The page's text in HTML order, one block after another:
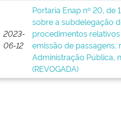
2023-
06-12
Portaria Enap nº 20, de
sobre a subdelegação
procedimentos
emissão de passagens,
Administração Pública,
(REVOGADA)